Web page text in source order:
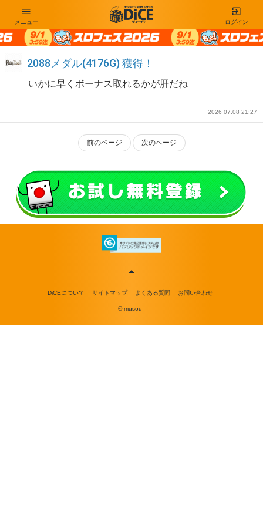
ログイン
メニュー
2088メダル(4176G) 獲得！
いかに早くボーナス取れるかが肝だね
2026 07.08 21:27
前のページ 次のページ
DiCEについて サイトマップ よくある質問 お問い合わせ
© musou -